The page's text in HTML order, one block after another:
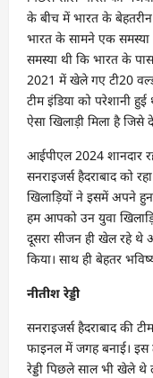
के बीच में भारत के बेहतरीन
भारत के सामने एक समस्या
समस्या थी कि भारत के
2021 में खेले गए टी20
टीम इंडिया को परेशानी
ऐसा खिलाड़ी मिला है जिसे
आईपीएल 2024 शानदार
सनराइजर्स हैदराबाद को
खिलाड़ियों ने इसमें अपने
हम आपको उन युवा
दूसरा सीजन ही खेल रहे थे
किया। साथ ही बेहतर
नीतीश रेड्डी
सनराइजर्स हैदराबाद की
फाइनल में जगह बनाई। इस
रेड्डी पिछले साल भी खेले